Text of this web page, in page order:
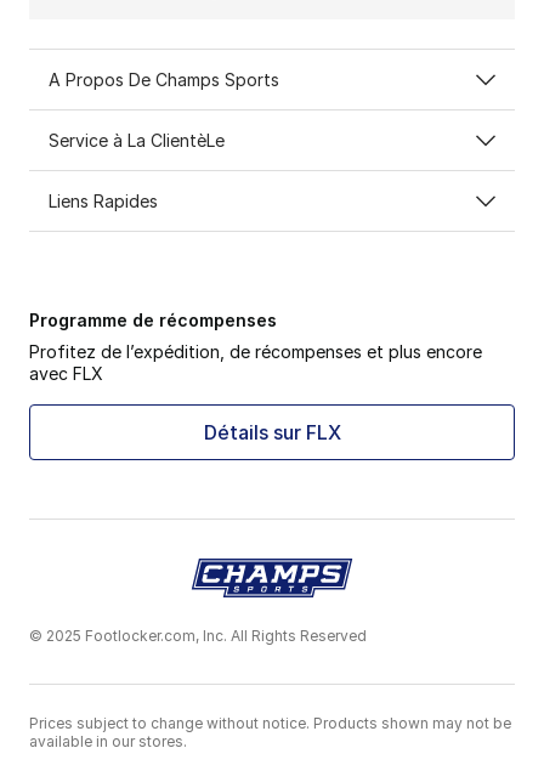
A Propos De Champs Sports
Service à La ClientèLe
Liens Rapides
Programme de récompenses
Profitez de l’expédition, de récompenses et plus encore
avec FLX
Détails sur FLX
© 2025 Footlocker.com, Inc. All Rights Reserved
Prices subject to change without notice. Products shown may not be
available in our stores.